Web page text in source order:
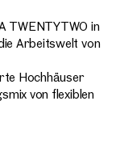
TWENTYTWO in
Arbeitswelt von
Hochhäuser
von flexiblen
an
die AGB und